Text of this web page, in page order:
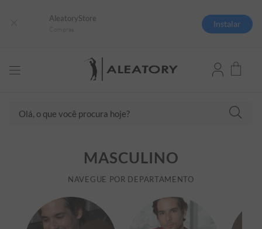
AleatoryStore
Instalar
MASCULINO
NAVEGUE POR DEPARTAMENTO
1º
camisas polo
2º
camiseta listrada
boné
camiseta